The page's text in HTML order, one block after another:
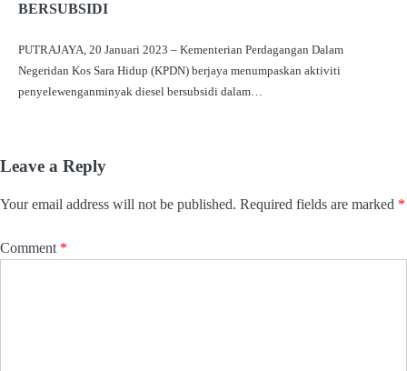
BERSUBSIDI
PUTRAJAYA, 20 Januari 2023 – Kementerian Perdagangan Dalam
Negeridan Kos Sara Hidup (KPDN) berjaya menumpaskan aktiviti
penyelewenganminyak diesel bersubsidi dalam…
Leave a Reply
Your email address will not be published. Required fields are marked *
Comment *